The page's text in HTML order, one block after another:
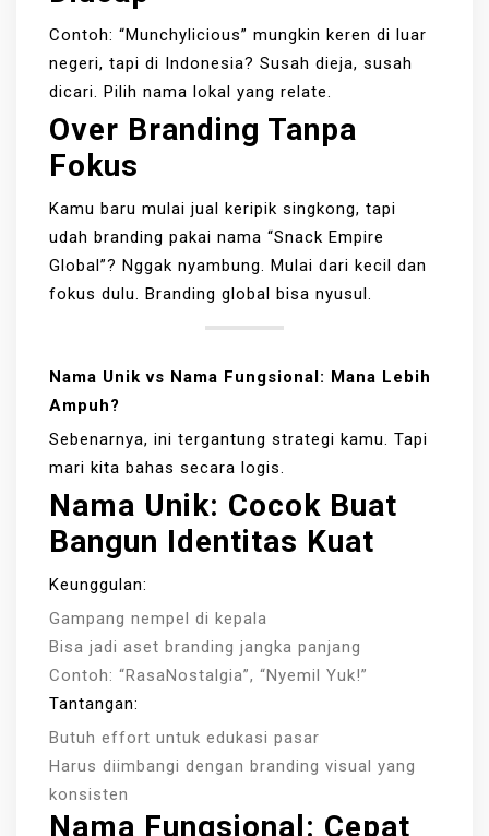
Contoh: “Munchylicious” mungkin keren di luar
negeri, tapi di Indonesia? Susah dieja, susah
dicari. Pilih nama lokal yang relate.
Over Branding Tanpa
Fokus
Kamu baru mulai jual keripik singkong, tapi
udah branding pakai nama “Snack Empire
Global”? Nggak nyambung. Mulai dari kecil dan
fokus dulu. Branding global bisa nyusul.
Nama Unik vs Nama Fungsional: Mana Lebih
Ampuh?
Sebenarnya, ini tergantung strategi kamu. Tapi
mari kita bahas secara logis.
Nama Unik: Cocok Buat
Bangun Identitas Kuat
Keunggulan:
Gampang nempel di kepala
Bisa jadi aset branding jangka panjang
Contoh: “RasaNostalgia”, “Nyemil Yuk!”
Tantangan:
Butuh effort untuk edukasi pasar
Harus diimbangi dengan branding visual yang
konsisten
Nama Fungsional: Cepat